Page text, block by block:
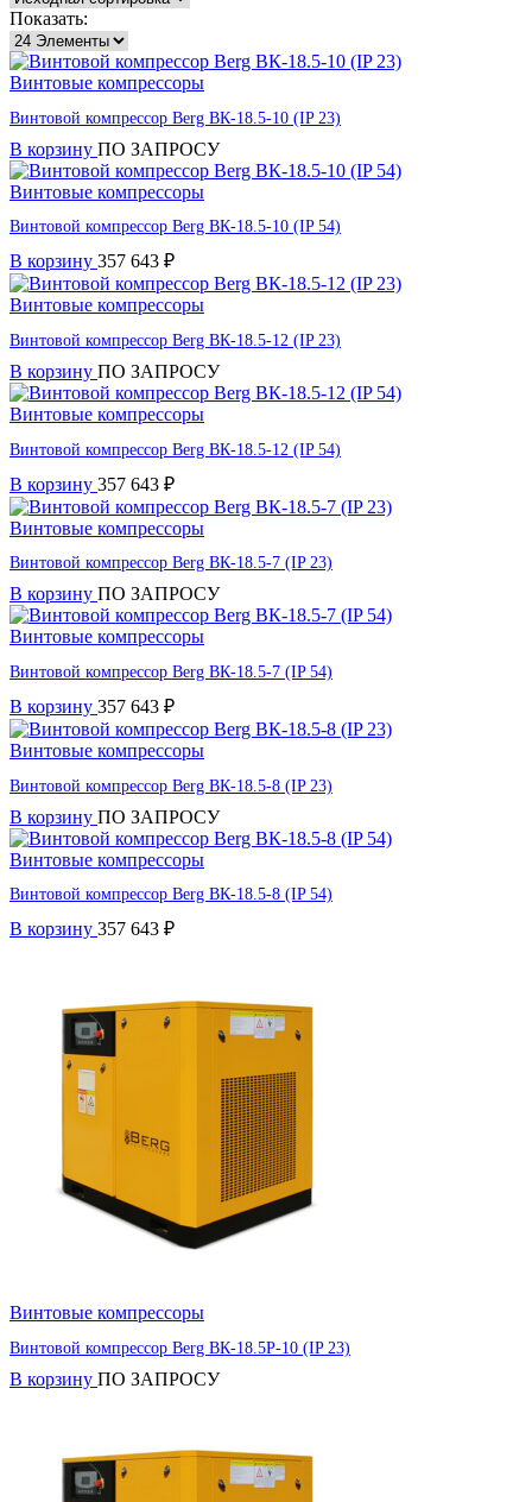
Показать:
Винтовые компрессоры
Винтовой компрессор Berg ВК-18.5-10 (IP 23)
В корзину ПО ЗАПРОСУ
Винтовые компрессоры
Винтовой компрессор Berg ВК-18.5-10 (IP 54)
В корзину 357 643 ₽
Винтовые компрессоры
Винтовой компрессор Berg ВК-18.5-12 (IP 23)
В корзину ПО ЗАПРОСУ
Винтовые компрессоры
Винтовой компрессор Berg ВК-18.5-12 (IP 54)
В корзину 357 643 ₽
Винтовые компрессоры
Винтовой компрессор Berg ВК-18.5-7 (IP 23)
В корзину ПО ЗАПРОСУ
Винтовые компрессоры
Винтовой компрессор Berg ВК-18.5-7 (IP 54)
В корзину 357 643 ₽
Винтовые компрессоры
Винтовой компрессор Berg ВК-18.5-8 (IP 23)
В корзину ПО ЗАПРОСУ
Винтовые компрессоры
Винтовой компрессор Berg ВК-18.5-8 (IP 54)
В корзину 357 643 ₽
Винтовые компрессоры
Винтовой компрессор Berg ВК-18.5Р-10 (IP 23)
В корзину ПО ЗАПРОСУ